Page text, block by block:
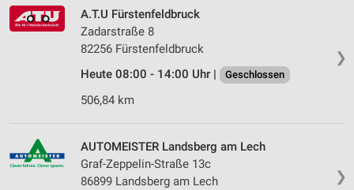
❯
A.T.U Fürstenfeldbruck
Zadarstraße 8
82256 Fürstenfeldbruck
Heute 08:00 - 14:00 Uhr |
Geschlossen
506,84 km
❯
AUTOMEISTER Landsberg am Lech
Graf-Zeppelin-Straße 13c
86899 Landsberg am Lech